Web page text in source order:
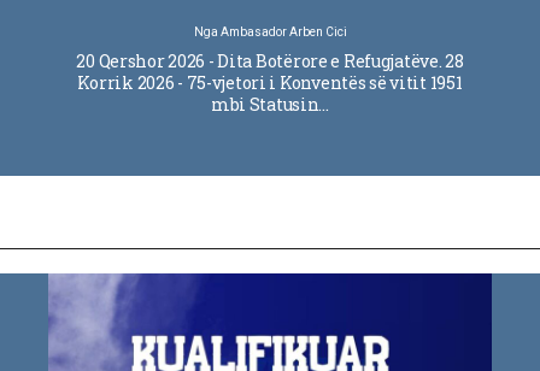
Nga Ambasador Arben Cici
20 Qershor 2026 - Dita Botërore e Refugjatëve. 28
Korrik 2026 - 75-vjetori i Konventës së vitit 1951
mbi Statusin…